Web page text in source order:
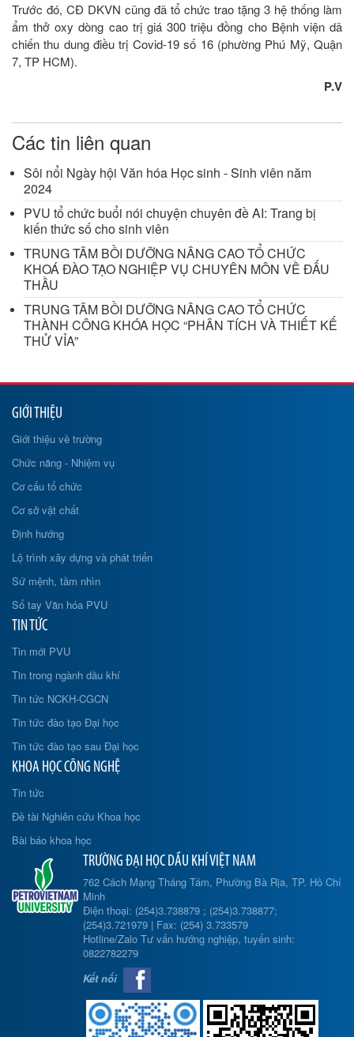
Trước đó, CĐ DKVN cũng đã tổ chức trao tặng 3 hệ thống làm
ẩm thở oxy dòng cao trị giá 300 triệu đồng cho Bệnh viện dã
chiến thu dung điều trị Covid-19 số 16 (phường Phú Mỹ, Quận
7, TP HCM).
P.V
Các tin liên quan
Sôi nổi Ngày hội Văn hóa Học sinh - Sinh viên năm
2024
PVU tổ chức buổi nói chuyện chuyên đề AI: Trang bị
kiến thức số cho sinh viên
TRUNG TÂM BỒI DƯỠNG NÂNG CAO TỔ CHỨC
KHOÁ ĐÀO TẠO NGHIỆP VỤ CHUYÊN MÔN VỀ ĐẤU
THẦU
TRUNG TÂM BỒI DƯỠNG NÂNG CAO TỔ CHỨC
THÀNH CÔNG KHÓA HỌC “PHÂN TÍCH VÀ THIẾT KẾ
THỬ VỈA”
GIỚI THIỆU
Giới thiệu về trường
Chức năng - Nhiệm vụ
Cơ cấu tổ chức
Cơ sở vật chất
Định hướng
Lộ trình xây dựng và phát triển
Sứ mệnh, tầm nhìn
Sổ tay Văn hóa PVU
TIN TỨC
Tin mới PVU
Tin trong ngành dầu khí
Tin tức NCKH-CGCN
Tin tức đào tạo Đại học
Tin tức đào tạo sau Đại học
KHOA HỌC CÔNG NGHỆ
Tin tức
Đề tài Nghiên cứu Khoa học
Bài báo khoa học
TRƯỜNG ĐẠI HỌC DẦU KHÍ VIỆT NAM
762 Cách Mạng Tháng Tám, Phường Bà Rịa, TP. Hồ Chí
Minh
Điện thoại: (254)3.738879 ; (254)3.738877;
(254)3.721979 | Fax: (254) 3.733579
Hotline/Zalo Tư vấn hướng nghiệp, tuyển sinh:
0822782279
Kết nối